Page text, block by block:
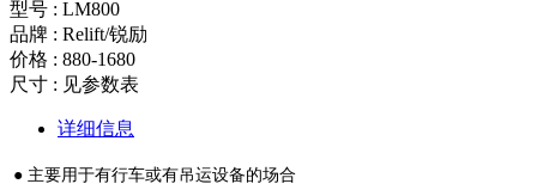
型号 : LM800
品牌 : Relift/锐励
价格 : 880-1680
尺寸 : 见参数表
详细信息
● 主要用于有行车或有吊运设备的场合